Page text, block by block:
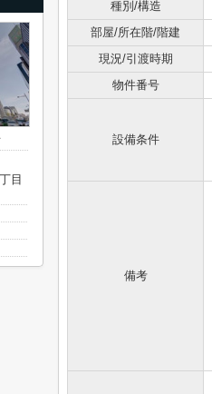
種別/構造
部屋/所在階/階建
現況/引渡時期
物件番号
設備条件
備考
目